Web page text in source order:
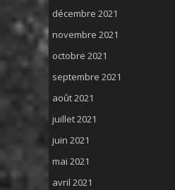
décembre 2021
novembre 2021
octobre 2021
septembre 2021
août 2021
juillet 2021
juin 2021
mai 2021
avril 2021